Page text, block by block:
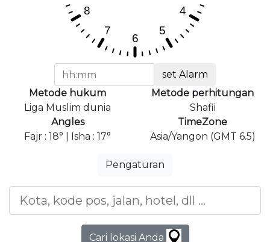
set Alarm
Metode hukum
Liga Muslim dunia
Metode perhitungan
Shafii
Angles
Fajr : 18° | Isha : 17°
TimeZone
Asia/Yangon (GMT 6.5)
Pengaturan
Cari lokasi Anda